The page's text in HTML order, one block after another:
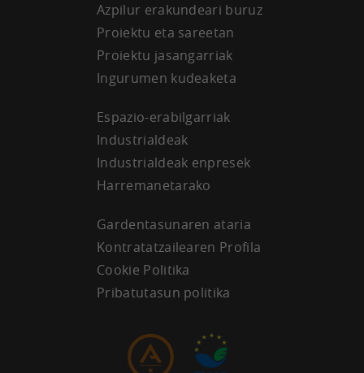
Azpilur erakundeari buruz
Proiektu eta sareetan
Proiektu jasangarriak
Ingurumen kudeaketa
Espazio-erabilgarriak
Industrialdeak
Industrialdeak enpresek
Harremanetarako
Gardentasunaren ataria
Kontratatzailearen Profila
Cookie Politika
Pribatutasun politika